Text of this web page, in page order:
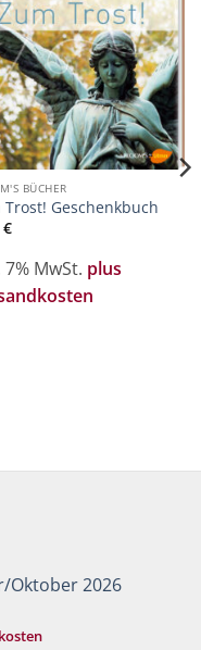
Zur
Merkliste
hinzufügen
BÜCHER
Trost! Geschenkbuch
€
7% MwSt. plus
Oktober 2026